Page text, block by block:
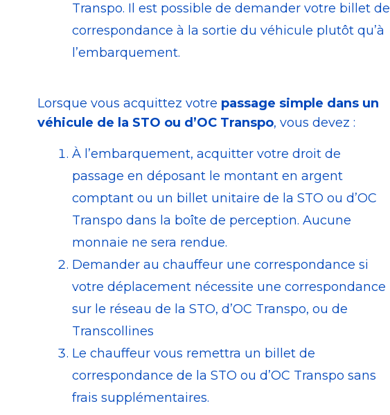
Transpo. Il est possible de demander votre billet de
correspondance à la sortie du véhicule plutôt qu’à
l’embarquement.
Lorsque vous acquittez votre passage simple dans un
véhicule de la STO ou d’OC Transpo, vous devez :
À l’embarquement, acquitter votre droit de
passage en déposant le montant en argent
comptant ou un billet unitaire de la STO ou d’OC
Transpo dans la boîte de perception. Aucune
monnaie ne sera rendue.
Demander au chauffeur une correspondance si
votre déplacement nécessite une correspondance
sur le réseau de la STO, d’OC Transpo, ou de
Transcollines
Le chauffeur vous remettra un billet de
correspondance de la STO ou d’OC Transpo sans
frais supplémentaires.